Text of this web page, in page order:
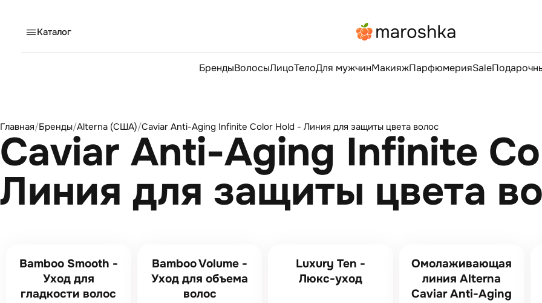
Каталог
БрендыВолосыЛицоТелоДля мужчинМакияжПарфюмерияSale
Главная/Бренды/Alterna (США)/Caviar Anti-Aging Infinite Color Hold - Линия для защиты цвета волос
Caviar Anti-Aging Infinite
Линия для защиты цвета
Bamboo Smooth -
Уход для
гладкости волос
Bamboo Volume -
Уход для объема
волос
Luxury Ten -
Люкс-уход
Омолаживающая
линия Alterna
Caviar Anti-Aging